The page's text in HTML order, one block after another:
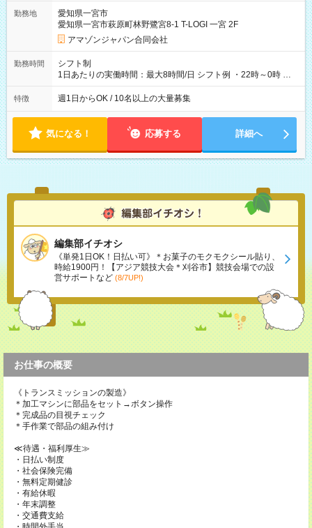
勤務地
愛知県一宮市
愛知県一宮市萩原町林野鷺宮8-1 T-LOGI 一宮 2F
アマゾンジャパン合同会社
勤務時間
シフト制
1日あたりの実働時間：最大8時間/日 シフト例 ・22時～0時 入
社後、就業可能シフトをご確認の上、申請してください。
特徴 週1日からOK / 10名以上の大量募集
気になる！ 応募する 詳細へ
編集部イチオシ
《単発1日OK！日払い可》＊お菓子のモクモクシール貼り、
時給1900円！【アジア競技大会＊刈谷市】競技会場での設
営サポートなど (8/7UP!)
お仕事の概要
《トランスミッションの製造》
＊加工マシンに部品をセット→ボタン操作
＊完成品の目視チェック
＊手作業で部品の組み付け
≪待遇・福利厚生≫
・日払い制度
・社会保険完備
・無料定期健診
・有給休暇
・年末調整
・交通費支給